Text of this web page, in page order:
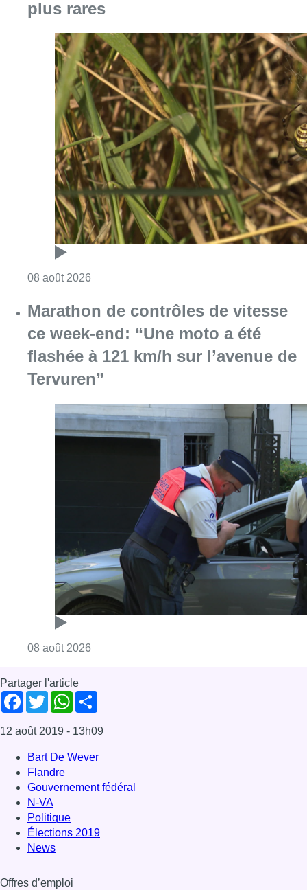
plus rares
08 août 2026
Marathon de contrôles de vitesse
ce week-end: “Une moto a été
flashée à 121 km/h sur l’avenue de
Tervuren”
08 août 2026
Partager l'article
Facebook
TwitterWhatsApp
12 août 2019 - 13h09
Bart De Wever
Flandre
Gouvernement fédéral
N-VA
Politique
Élections 2019
News
Offres d’emploi